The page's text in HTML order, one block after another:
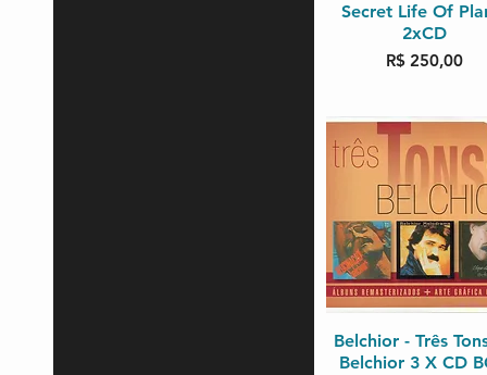
Secret Life Of
2xCD
Preço
R$ 250,00
Visualização
Belchior - Três
Belchior 3 X CD